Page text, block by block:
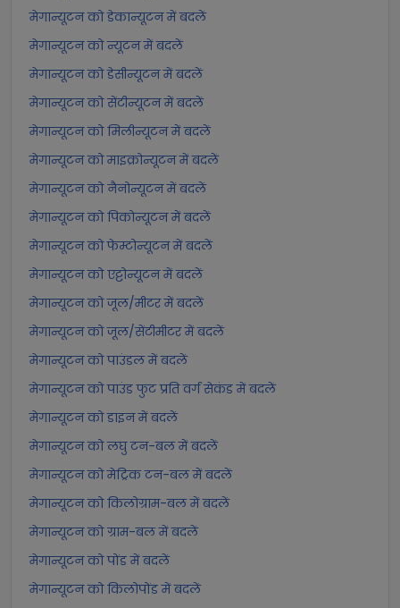
मेगान्यूटन को डेकान्यूटन में बदलें
मेगान्यूटन को न्यूटन में बदलें
मेगान्यूटन को डेसीन्यूटन में बदलें
मेगान्यूटन को सेंटीन्यूटन में बदलें
मेगान्यूटन को मिलीन्यूटन में बदलें
मेगान्यूटन को माइक्रोन्यूटन में बदलें
मेगान्यूटन को नैनोन्यूटन में बदलें
मेगान्यूटन को पिकोन्यूटन में बदलें
मेगान्यूटन को फेम्टोन्यूटन में बदलें
मेगान्यूटन को एट्टोन्यूटन में बदलें
मेगान्यूटन को जूल/मीटर में बदलें
मेगान्यूटन को जूल/सेंटीमीटर में बदलें
मेगान्यूटन को पाउंडल में बदलें
मेगान्यूटन को पाउंड फुट प्रति वर्ग सेकंड में बदलें
मेगान्यूटन को डाइन में बदलें
मेगान्यूटन को लघु टन-बल में बदलें
मेगान्यूटन को मेट्रिक टन-बल में बदलें
मेगान्यूटन को किलोग्राम-बल में बदलें
मेगान्यूटन को ग्राम-बल में बदलें
मेगान्यूटन को पोंड में बदलें
मेगान्यूटन को किलोपोंड में बदलें